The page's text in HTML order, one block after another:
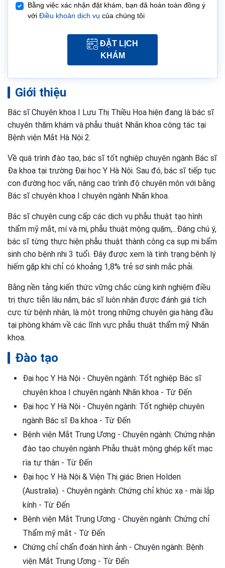
Giới thiệu
Bác sĩ Chuyên khoa I Lưu Thị Thiều Hoa hiện đang là bác sĩ
chuyên thăm khám và phẫu thuật Nhãn khoa công tác tại
Bệnh viện Mắt Hà Nội 2.
Về quá trình đào tạo, bác sĩ tốt nghiệp chuyên ngành Bác sĩ
Đa khoa tại trường Đại học Y Hà Nội. Sau đó, bác sĩ tiếp tục
con đường học vấn, nâng cao trình độ chuyên môn với bằng
Bác sĩ chuyên khoa I chuyên ngành Nhãn khoa.
Bác sĩ chuyên cung cấp các dịch vụ phẫu thuật tạo hình
thẩm mỹ mắt, mí và mi, phẫu thuật mộng quặm,...Đáng chú ý,
bác sĩ từng thực hiện phẫu thuật thành công ca sụp mi bẩm
sinh cho bệnh nhi 3 tuổi. Đây được xem là tình trạng bệnh lý
hiếm gặp khi chỉ có khoảng 1,8% trẻ sơ sinh mắc phải.
Bằng nền tảng kiến thức vững chắc cùng kinh nghiệm điều
trị thực tiễn lâu năm, bác sĩ luôn nhận được đánh giá tích
cực từ bệnh nhân, là một trong những chuyên gia hàng đầu
tại phòng khám về các lĩnh vực phẫu thuật thẩm mỹ Nhãn
khoa.
Đào tạo
Đại học Y Hà Nội - Chuyên ngành: Tốt nghiệp Bác sĩ
chuyên khoa I chuyên ngành Nhãn khoa - Từ Đến
Đại học Y Hà Nội - Chuyên ngành: Tốt nghiệp chuyên
ngành Bác sĩ Đa khoa - Từ Đến
Bệnh viện Mắt Trung Ương - Chuyên ngành: Chứng nhận
đào tạo chuyên ngành Phẫu thuật mộng ghép kết mạc
rìa tự thân - Từ Đến
Đại học Y Hà Nội & Viện Thị giác Brien Holden
(Australia). - Chuyên ngành: Chứng chỉ khúc xạ - mài lắp
kính - Từ Đến
Bệnh viện Mắt Trung Ương - Chuyên ngành: Chứng chỉ
Thẩm mỹ mắt - Từ Đến
Chứng chỉ chẩn đoán hình ảnh - Chuyên ngành: Bệnh
viện Mắt Trung Ương - Từ Đến
Bằng việc xác nhận đặt khám, bạn đã hoàn toàn đồng ý
với Điều khoản dịch vụ của chúng tôi
ĐẶT LỊCH
KHÁM